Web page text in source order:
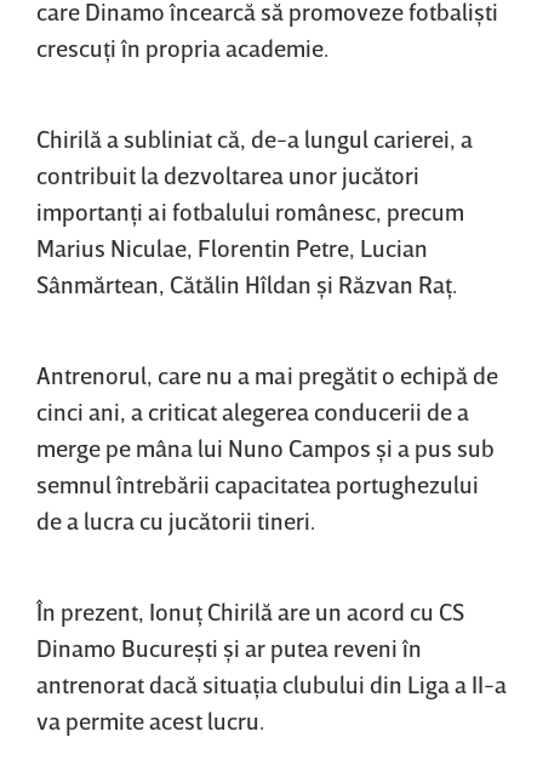
care Dinamo încearcă să promoveze fotbalişti
crescuţi în propria academie.
Chirilă a subliniat că, de-a lungul carierei, a
contribuit la dezvoltarea unor jucători
importanţi ai fotbalului românesc, precum
Marius Niculae, Florentin Petre, Lucian
Sânmărtean, Cătălin Hîldan şi Răzvan Raţ.
Antrenorul, care nu a mai pregătit o echipă de
cinci ani, a criticat alegerea conducerii de a
merge pe mâna lui Nuno Campos şi a pus sub
semnul întrebării capacitatea portughezului
de a lucra cu jucătorii tineri.
În prezent, Ionuţ Chirilă are un acord cu CS
Dinamo Bucureşti şi ar putea reveni în
antrenorat dacă situaţia clubului din Liga a II-a
va permite acest lucru.